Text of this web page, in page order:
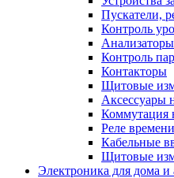
Пускатели,
Контроль
Анализаторы
Контроль
Контакторы
Щитовые
Аксессуары
Коммутация
Реле
Кабельные
Щитовые
Электроника для дома и